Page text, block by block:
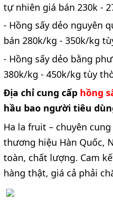
tự nhiên giá bán 230k -
- Hồng sấy dẻo nguyên
bán 280k/kg - 350k/kg
- Hồng sấy dẻo bằng
380k/kg - 450k/kg tùy
Địa chỉ cung cấp hồng
hầu bao người tiêu
Ha la fruit – chuyên cung
thương hiệu Hàn Quốc,
toàn, chất lượng. Cam
hàng thật, giá cả phải